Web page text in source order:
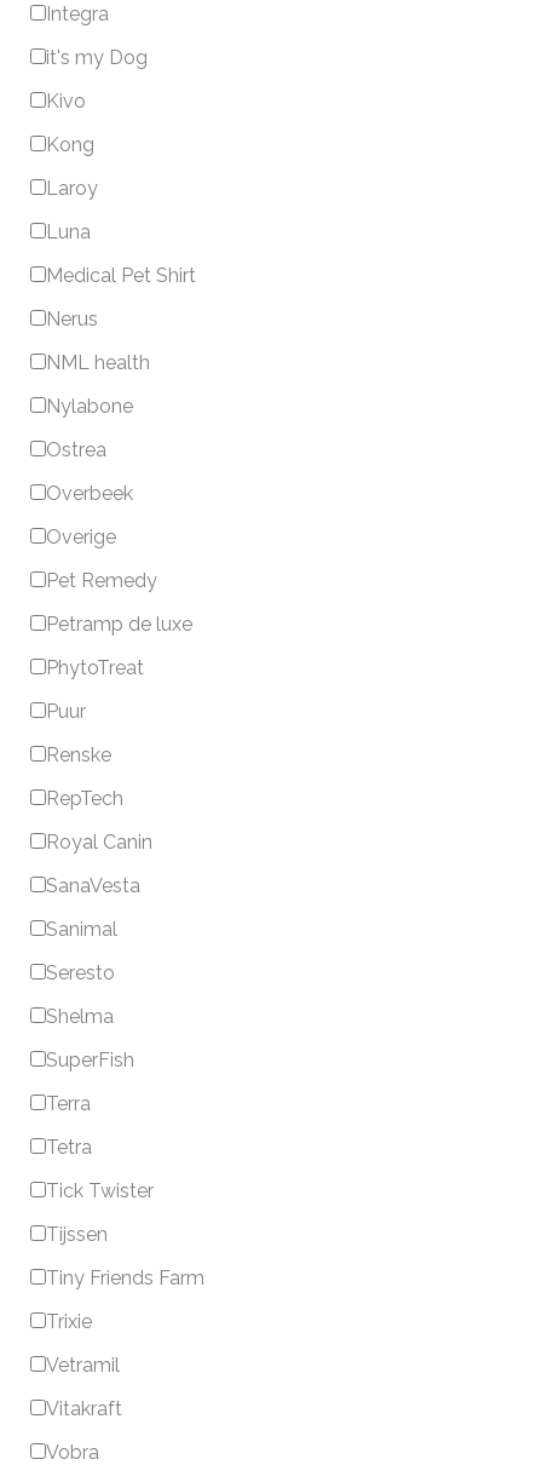
Integra
it's my Dog
Kivo
Kong
Laroy
Luna
Medical Pet Shirt
Nerus
NML health
Nylabone
Ostrea
Overbeek
Overige
Pet Remedy
Petramp de luxe
PhytoTreat
Puur
Renske
RepTech
Royal Canin
SanaVesta
Sanimal
Seresto
Shelma
SuperFish
Terra
Tetra
Tick Twister
Tijssen
Tiny Friends Farm
Trixie
Vetramil
Vitakraft
Vobra